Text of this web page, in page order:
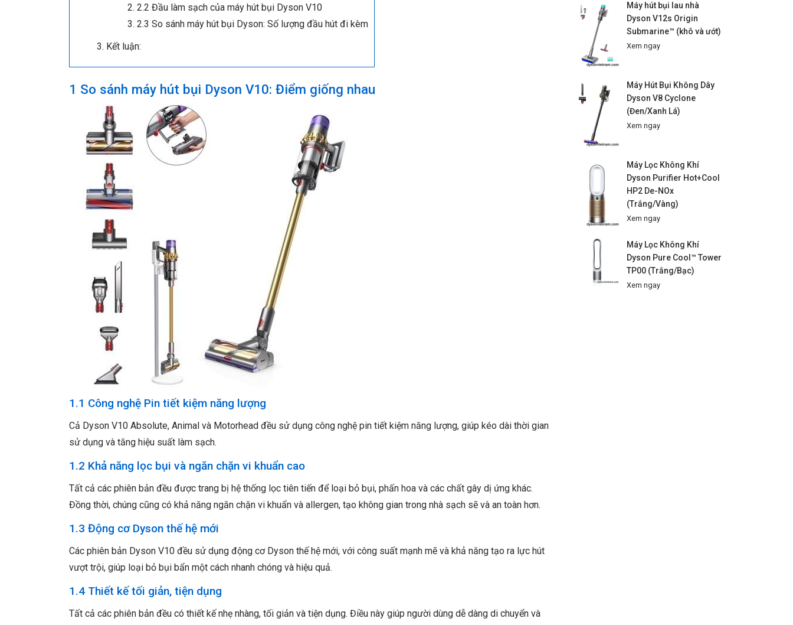
2.2 Đầu làm sạch của máy hút bụi Dyson V10
2.3 So sánh máy hút bụi Dyson: Số lượng đầu hút đi kèm
Kết luận:
1 So sánh máy hút bụi Dyson V10: Điểm giống nhau
1.1 Công nghệ Pin tiết kiệm năng lượng
Cả Dyson V10 Absolute, Animal và Motorhead đều sử dụng công nghệ pin tiết kiệm năng lượng, giúp kéo dài thời gian
sử dụng và tăng hiệu suất làm sạch.
1.2 Khả năng lọc bụi và ngăn chặn vi khuẩn cao
Tất cả các phiên bản đều được trang bị hệ thống lọc tiên tiến để loại bỏ bụi, phấn hoa và các chất gây dị ứng khác.
Đồng thời, chúng cũng có khả năng ngăn chặn vi khuẩn và allergen, tạo không gian trong nhà sạch sẽ và an toàn hơn.
1.3 Động cơ Dyson thế hệ mới
Các phiên bản Dyson V10 đều sử dụng động cơ Dyson thế hệ mới, với công suất mạnh mẽ và khả năng tạo ra lực hút
vượt trội, giúp loại bỏ bụi bẩn một cách nhanh chóng và hiệu quả.
1.4 Thiết kế tối giản, tiện dụng
Tất cả các phiên bản đều có thiết kế nhẹ nhàng, tối giản và tiện dụng. Điều này giúp người dùng dễ dàng di chuyển và
Máy hút bụi lau nhà
Dyson V12s Origin
Submarine™ (khô và ướt)
Xem ngay
Máy Hút Bụi Không Dây
Dyson V8 Cyclone
(Đen/Xanh Lá)
Xem ngay
Máy Lọc Không Khí
Dyson Purifier Hot+Cool
HP2 De-NOx
(Trắng/Vàng)
Xem ngay
Máy Lọc Không Khí
Dyson Pure Cool™ Tower
TP00 (Trắng/Bạc)
Xem ngay